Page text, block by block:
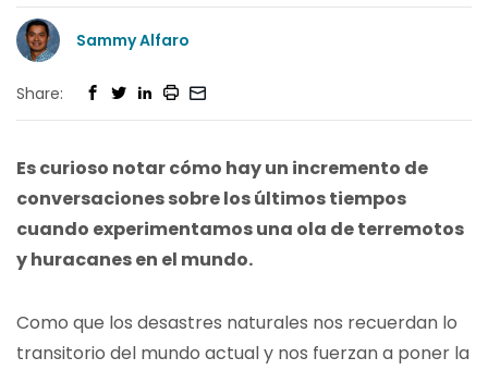
Sammy Alfaro
Share:
Es curioso notar cómo hay un incremento de
conversaciones sobre los últimos tiempos
cuando experimentamos una ola de terremotos
y huracanes en el mundo.
Como que los desastres naturales nos recuerdan lo
transitorio del mundo actual y nos fuerzan a poner la